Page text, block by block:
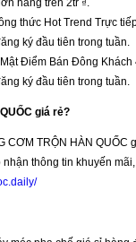
hàng trên 2tr ₫.
thức Hot Trend Trực
ký đầu tiên trong tuần.
Điểm Bán Đông
ký đầu tiên trong tuần.
giá rẻ?
TRỘN HÀN
thông tin khuyến